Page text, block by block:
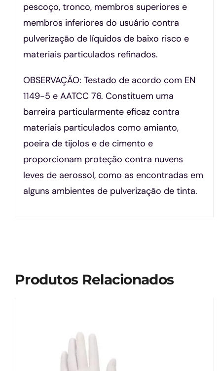
pescoço, tronco, membros superiores e
membros inferiores do usuário contra
pulverização de líquidos de baixo risco e
materiais particulados refinados.
OBSERVAÇÃO: Testado de acordo com EN
1149-5 e AATCC 76. Constituem uma
barreira particularmente eficaz contra
materiais particulados como amianto,
poeira de tijolos e de cimento e
proporcionam proteção contra nuvens
leves de aerossol, como as encontradas em
alguns ambientes de pulverização de tinta.
Produtos Relacionados